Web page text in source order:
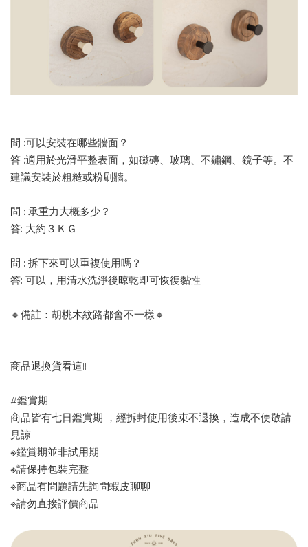
問 :可以安裝在哪些牆面？
答 :適用於光滑平整表面，如磁磚、玻璃、不鏽鋼、鏡子等。不
建議安裝於粗糙或粉刷牆。
問 : 承重力大概多少？
答: 大約３ＫＧ
問 : 拆下來可以重複使用嗎？
答: 可以，用清水洗淨後晾乾即可恢復黏性
🔸備註：胡桃木紋路都會不一樣🔸
商品退換貨看這!!
#鑑賞期
商品皆有七日鑑賞期 ，經拆封使用後束不退換，造成不便敬請
見諒
※鑑賞期並非試用期
※請保持包裝完整
※商品有問題請先詢問蝦皮聊聊
※請勿直接評價商品